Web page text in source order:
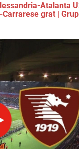
Atalanta
grat |